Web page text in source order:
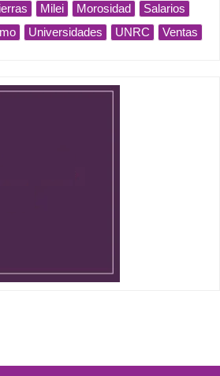
Milei Morosidad
Salarios
Universidades UNRC Ventas